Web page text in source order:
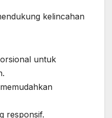
kelincahan
untuk
responsif.